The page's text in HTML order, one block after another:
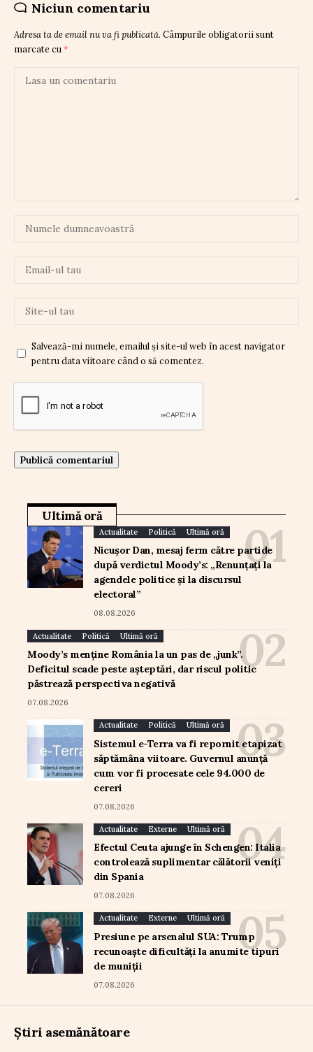
Niciun comentariu
Adresa ta de email nu va fi publicată. Câmpurile obligatorii sunt
marcate cu *
Salvează-mi numele, emailul și site-ul web în acest navigator
pentru data viitoare când o să comentez.
Ultimă oră
Actualitate Politică Ultimă oră
Nicușor Dan, mesaj ferm către partide
după verdictul Moody’s: „Renunțați la
agendele politice și la discursul
electoral”
08.08.2026
Actualitate Politică Ultimă oră
Moody’s menține România la un pas de „junk”.
Deficitul scade peste așteptări, dar riscul politic
păstrează perspectiva negativă
07.08.2026
Actualitate Politică Ultimă oră
Sistemul e-Terra va fi repornit etapizat
săptămâna viitoare. Guvernul anunță
cum vor fi procesate cele 94.000 de
cereri
07.08.2026
Actualitate Externe Ultimă oră
Efectul Ceuta ajunge în Schengen: Italia
controlează suplimentar călătorii veniți
din Spania
07.08.2026
Actualitate Externe Ultimă oră
Presiune pe arsenalul SUA: Trump
recunoaște dificultăți la anumite tipuri
de muniții
07.08.2026
Știri asemănătoare